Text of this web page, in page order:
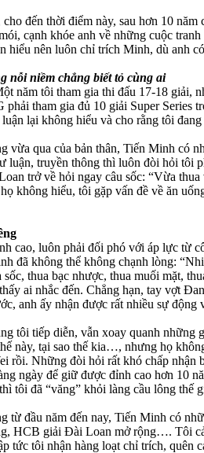
đến thời điểm này, sau hơn 10
cạnh khóe anh về những cuộc
hiểu nên luôn chỉ trích Minh, dù anh
nỗi niềm chẳng biết tỏ cùng ai
năm tôi tham gia thi đấu 17-18 giải,
phải tham gia đủ 10 giải Super Series
lại không hiểu và cho rằng tôi
vừa qua của bản thân, Tiến Minh có
luận, truyền thông thì luôn đòi hỏi tôi
trở về hỏi ngay câu sốc: “Vừa
không hiểu, tôi gặp vấn đề về ăn
cao, luôn phải đối phó với áp lực từ
đã không thể không chạnh lòng:
thua bạc nhược, thua muối mặt,
ai nhắc đến. Chẳng hạn, tay vợt
anh ấy nhận được rất nhiều sự động
tôi tiếp diễn, vẫn xoay quanh
này, tại sao thế kia…, nhưng họ
rồi. Những đòi hỏi rất khó chấp
ngày để giữ được đỉnh cao hơn 10
tôi đã “văng” khỏi làng cầu lông thế
từ đầu năm đến nay, Tiến Minh có
HCB giải Đài Loan mở rộng…. Tôi
tức tôi nhận hàng loạt chỉ trích,